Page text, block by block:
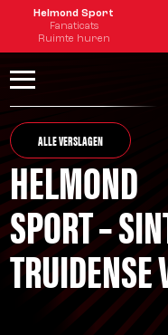
Helmond Sport
Fanaticats
Ruimte huren
ALLE VERSLAGEN
HELMOND
SPORT –
TRUIDENSE